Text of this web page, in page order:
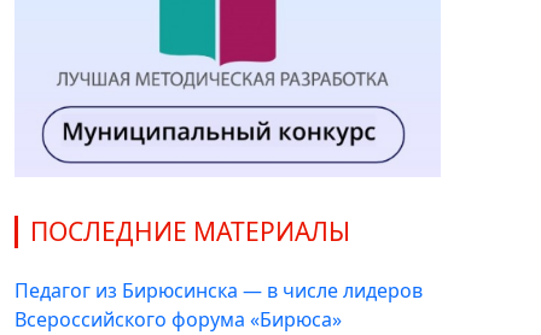
ПОСЛЕДНИЕ МАТЕРИАЛЫ
Педагог из Бирюсинска — в числе лидеров
Всероссийского форума «Бирюса»